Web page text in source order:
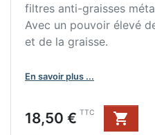
filtres anti-graisses
Avec un pouvoir élevé
et de la graisse.
En savoir plus ...
Prix
18,50 € TTC
